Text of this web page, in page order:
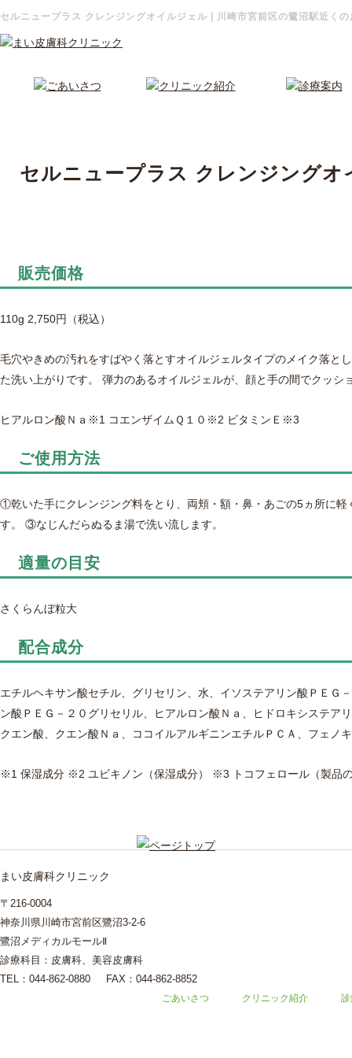
セルニュープラス クレンジングオイルジェル | 川崎市宮前区の鷺沼駅近く
セルニュープラス クレンジングオ
販売価格
110g 2,750円（税込）
毛穴やきめの汚れをすばやく落とすオイルジェルタイプのメイク落と
た洗い上がりです。 弾力のあるオイルジェルが、顔と手の間でクッシ
ヒアルロン酸Ｎａ※1 コエンザイムＱ１０※2 ビタミンＥ※3
ご使用方法
①乾いた手にクレンジング料をとり、両頬・額・鼻・あごの5ヵ所に
す。 ③なじんだらぬるま湯で洗い流します。
適量の目安
さくらんぼ粒大
配合成分
エチルヘキサン酸セチル、グリセリン、水、イソステアリン酸ＰＥＧ
ン酸ＰＥＧ－２０グリセリル、ヒアルロン酸Ｎａ、ヒドロキシステ
クエン酸、クエン酸Ｎａ、ココイルアルギニンエチルＰＣＡ、フェノ
※1 保湿成分 ※2 ユビキノン（保湿成分） ※3 トコフェロール（製品
まい皮膚科クリニック
〒216-0004
神奈川県川崎市宮前区鷺沼3-2-6
鷺沼メディカルモールⅡ
診療科目：皮膚科、美容皮膚科
TEL：044-862-0880
FAX：044-862-8852
ごあいさつ クリニック紹介